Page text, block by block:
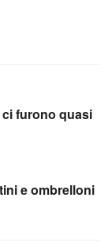
furono quasi
e ombrelloni